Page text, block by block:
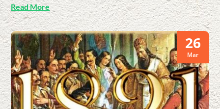
Read More
26
Mar